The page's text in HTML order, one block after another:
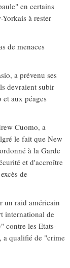
en certains
à rester
de menaces
a prévenu ses
devraient subir
aux péages
Cuomo, a
le fait que New
à la Garde
et d'accroître
de
un raid américain
international de
contre les Etats-
a qualifié de "crime